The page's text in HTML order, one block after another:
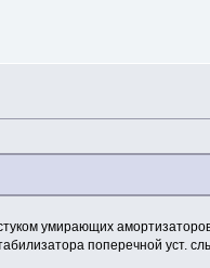
умирающих
поперечной уст.